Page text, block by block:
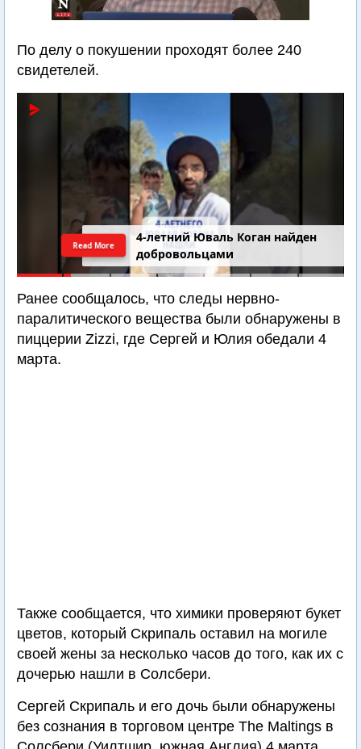
По делу о покушении проходят более 240
свидетелей.
4-летний Юваль Коган найден
добровольцами
Read More
Ранее сообщалось, что следы нервно-
паралитического вещества были обнаружены в
пиццерии Zizzi, где Сергей и Юлия обедали 4
марта.
Также сообщается, что химики проверяют букет
цветов, который Скрипаль оставил на могиле
своей жены за несколько часов до того, как их с
дочерью нашли в Солсбери.
Сергей Скрипаль и его дочь были обнаружены
без сознания в торговом центре The Maltings в